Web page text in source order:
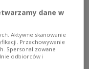
Union
Grenze deutlich
dane w
Aktywne skanowanie
Przechowywanie
Spersonalizowane
odbiorców i